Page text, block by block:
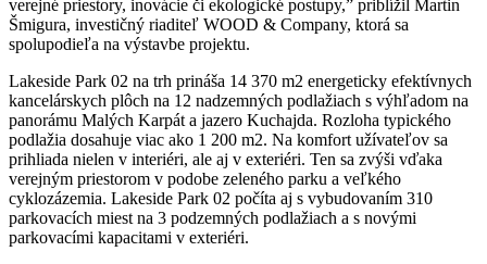
verejné priestory, inovácie či ekologické postupy,” priblížil Martin
Šmigura, investičný riaditeľ WOOD & Company, ktorá sa
spolupodieľa na výstavbe projektu.
Lakeside Park 02 na trh prináša 14 370 m2 energeticky efektívnych
kancelárskych plôch na 12 nadzemných podlažiach s výhľadom na
panorámu Malých Karpát a jazero Kuchajda. Rozloha typického
podlažia dosahuje viac ako 1 200 m2. Na komfort užívateľov sa
prihliada nielen v interiéri, ale aj v exteriéri. Ten sa zvýši vďaka
verejným priestorom v podobe zeleného parku a veľkého
cyklozázemia. Lakeside Park 02 počíta aj s vybudovaním 310
parkovacích miest na 3 podzemných podlažiach a s novými
parkovacími kapacitami v exteriéri.